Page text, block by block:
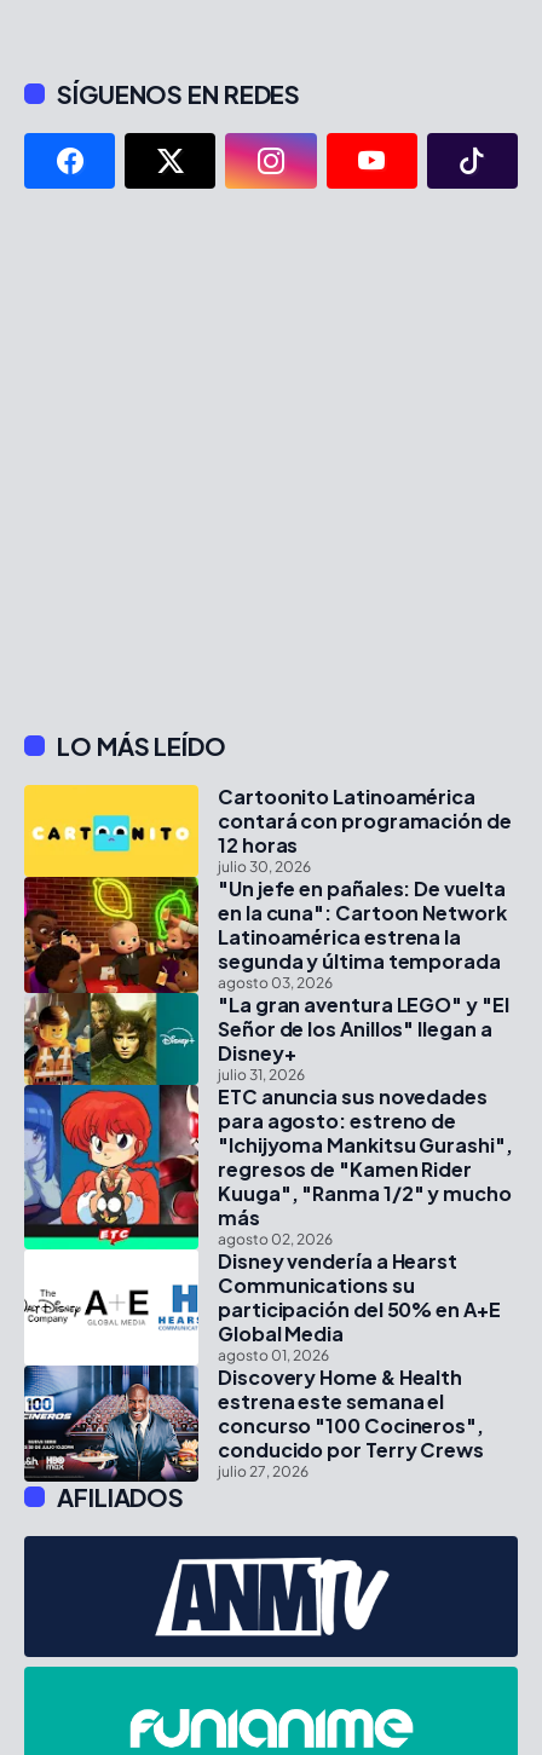
SÍGUENOS EN REDES
LO MÁS LEÍDO
Cartoonito Latinoamérica
contará con programación de
12 horas
julio 30, 2026
"Un jefe en pañales: De vuelta
en la cuna": Cartoon Network
Latinoamérica estrena la
segunda y última temporada
agosto 03, 2026
"La gran aventura LEGO" y "El
Señor de los Anillos" llegan a
Disney+
julio 31, 2026
ETC anuncia sus novedades
para agosto: estreno de
"Ichijyoma Mankitsu Gurashi",
regresos de "Kamen Rider
Kuuga", "Ranma 1/2" y mucho
más
agosto 02, 2026
Disney vendería a Hearst
Communications su
participación del 50% en A+E
Global Media
agosto 01, 2026
Discovery Home & Health
estrena este semana el
concurso "100 Cocineros",
conducido por Terry Crews
julio 27, 2026
AFILIADOS